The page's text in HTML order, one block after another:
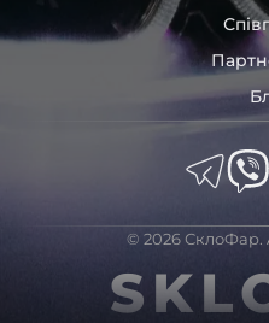
© 2026 СклоФар.